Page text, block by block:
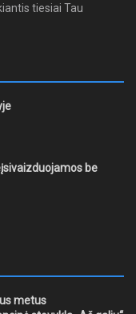
tiesiai Tau
be
metus